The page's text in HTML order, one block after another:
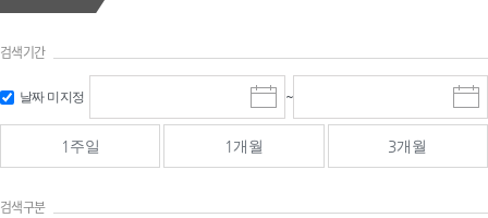
검색기간
날짜 미지정
시
작
일
선
~
종
료
선
1주일 1개월 3개월
검색구분